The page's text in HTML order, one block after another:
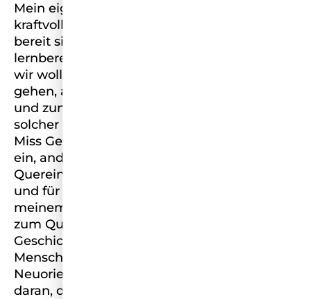
Mein eigener Weg hat mir gezeigt, wie
kraftvoll Neuanfänge sein können, wenn wir
bereit sind, auf unser Bauchgefühl zu hören,
lernbereit sind und Ausdauer haben. Wenn
wir wollen, können wir ganz neue Wege
gehen, auch wenn sie uns Angst machen
und zunächst ungewöhnlich erscheinen. Ein
solcher Weg hat mich zur Bewerbung bei
Miss Germany geführt. Ich setze mich dafür
ein, anderen Mut zu machen: für
Quereinstiege, für berufliche Neuanfänge
und für mehr Vielfalt in der Arbeitswelt. Mit
meinem Podcast „Career Change – Wege
zum Quereinstieg“ teile ich echte
Geschichten, Erfahrungen und Impulse, um
Menschen in ihrer beruflichen
Neuorientierung zu stärken. Ich glaube
daran, dass nicht Lebensläufe, sondern